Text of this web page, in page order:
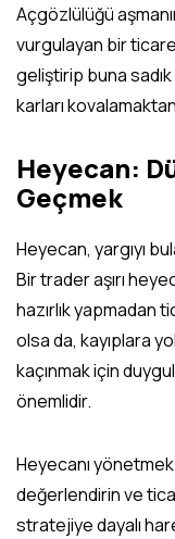
Açgözlülüğü
vurgulayan bir
geliştirip buna
karları
Heyecan:
Geçmek
Heyecan, yargıyı
Bir trader aşırı
hazırlık yapmadan
olsa da, kayıplara
kaçınmak için
önemlidir.
Heyecanı
değerlendirin ve
stratejiye dayalı